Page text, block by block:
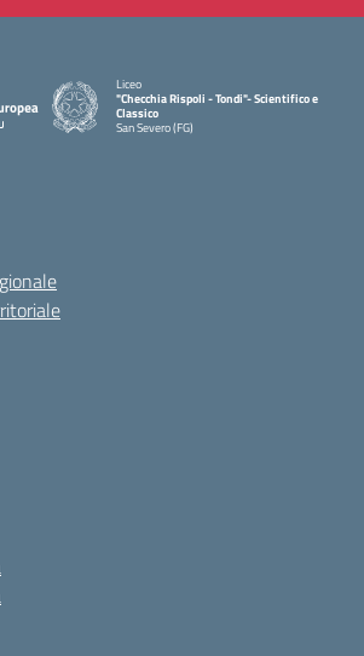
Liceo
"Checchia Rispoli - Tondi"- Scientifico e
Classico
San Severo (FG)